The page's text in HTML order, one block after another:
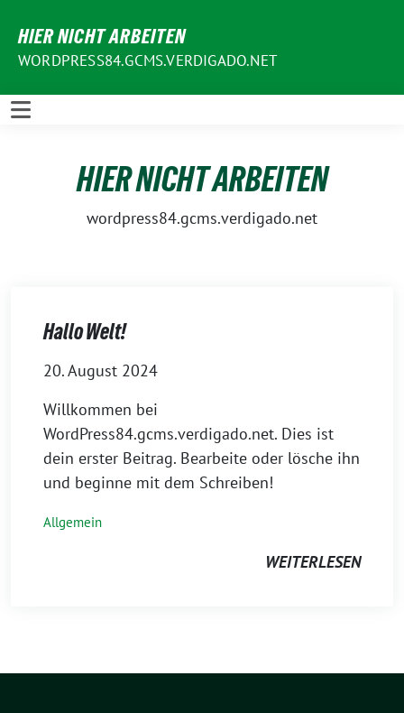
zum
Inhalt
HIER NICHT ARBEITEN
WORDPRESS84.GCMS.VERDIGADO.NET
HIER NICHT ARBEITEN
wordpress84.gcms.verdigado.net
Hallo Welt!
20. August 2024
Willkommen bei
WordPress84.gcms.verdigado.net. Dies ist
dein erster Beitrag. Bearbeite oder lösche ihn
und beginne mit dem Schreiben!
Allgemein
WEITERLESEN